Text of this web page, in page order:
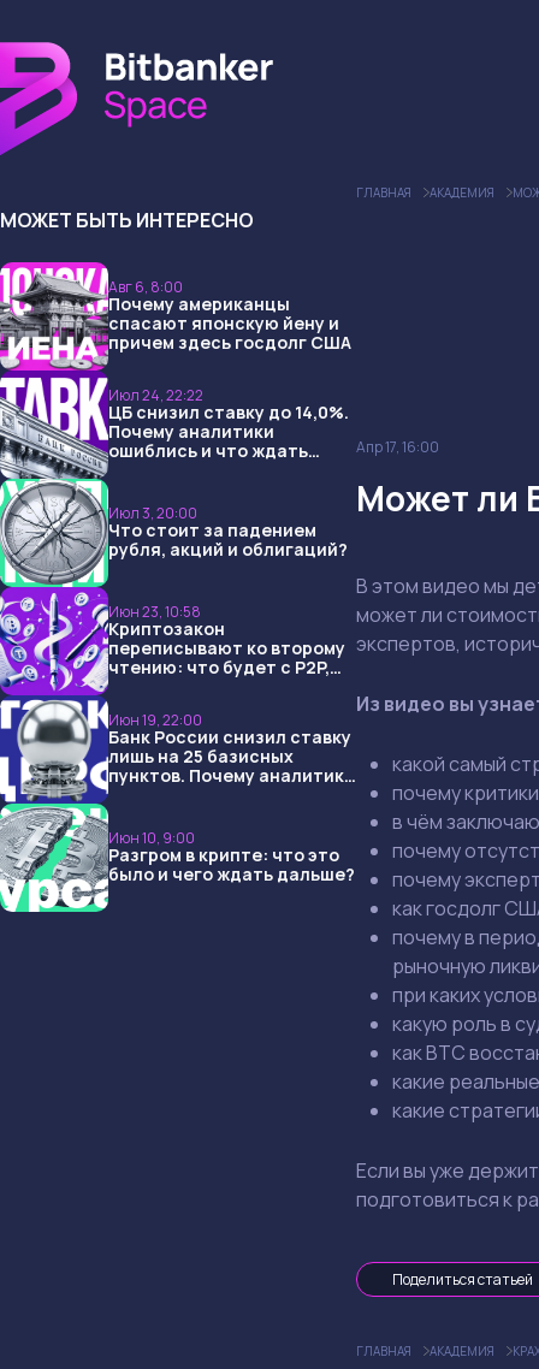
МОЖЕТ БЫТЬ ИНТЕРЕСНО
Авг 6, 8:00
Почему американцы
спасают японскую йену и
причем здесь госдолг США
Июл 24, 22:22
ЦБ снизил ставку до 14,0%.
Почему аналитики
ошиблись и что ждать
Июл 3, 20:00
Что стоит за падением
рубля, акций и облигаций?
Июн 23, 10:58
Криптозакон
переписывают ко второму
чтению: что будет с P2P,
Июн 19, 22:00
Банк России снизил ставку
лишь на 25 базисных
пунктов. Почему аналитики
Июн 10, 9:00
Разгром в крипте: что это
было и чего ждать дальше?
ГЛАВНАЯ АКАДЕМИЯ
Апр 17, 16:00
Может ли
Вэтомвидеомы
можетли
экспертов,
Из видео вы
какой самый
почемукритики
вчём
почему
почему
какгосдолг
почемув
рыночную
прикаких
какую рольв
какBTC
какие реальные
какие
Есливыуже
подготовитьсяк
Поделиться статьей
ГЛАВНАЯ АКАДЕМИЯ